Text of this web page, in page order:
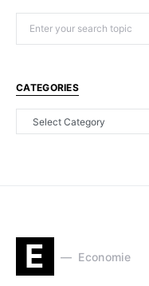
CATEGORIES
E Economie